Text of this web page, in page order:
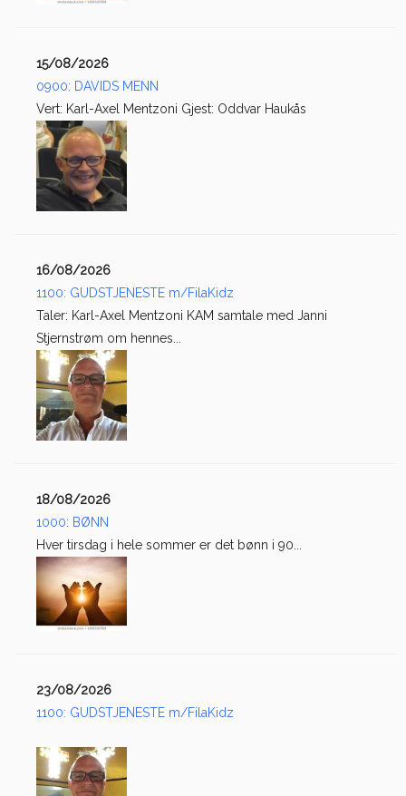
15/08/2026
0900: DAVIDS MENN
Vert: Karl-Axel Mentzoni Gjest: Oddvar Haukås
16/08/2026
1100: GUDSTJENESTE m/FilaKidz
Taler: Karl-Axel Mentzoni KAM samtale med Janni
Stjernstrøm om hennes...
18/08/2026
1000: BØNN
Hver tirsdag i hele sommer er det bønn i 90...
23/08/2026
1100: GUDSTJENESTE m/FilaKidz